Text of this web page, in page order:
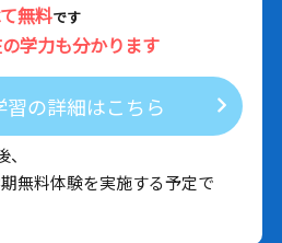
無料です
学力も分かります
習の詳細はこちら
無料体験を実施する予定で